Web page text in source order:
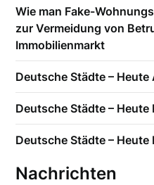
Wie man Fake-
zur Vermeidung von
Immobilienmarkt
Deutsche Städte –
Deutsche Städte – Heute
Deutsche Städte – Heute
Nachrichten